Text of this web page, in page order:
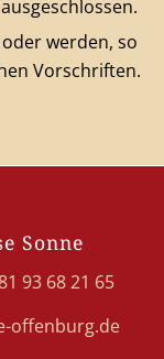
werden, so
Vorschriften.
Sonne
93 68 21 65
offenburg.de